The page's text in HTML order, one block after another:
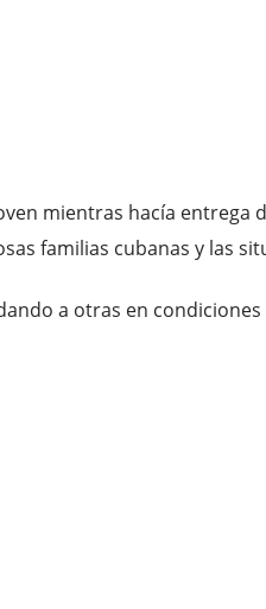
mientras hacía entrega
familias cubanas y las
a otras en condiciones